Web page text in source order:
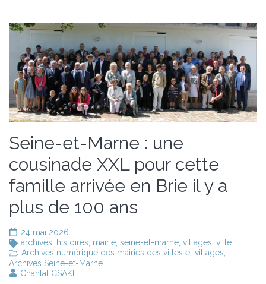
Seine-et-Marne : une
cousinade XXL pour cette
famille arrivée en Brie il y a
plus de 100 ans
24 mai 2026
archives
histoires mairie seine-et-marne villages ville
Archives numérique des mairies des villes et villages
Archives Seine-et-Marne
Chantal CSAKI